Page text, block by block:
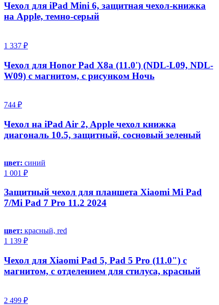
Чехол для iPad Mini 6, защитная чехол-книжка
на Apple, темно-серый
1 337 ₽
Чехол для Honor Pad X8a (11.0') (NDL-L09, NDL-
W09) с магнитом, с рисунком Ночь
744 ₽
Чехол на iPad Air 2, Apple чехол книжка
диагональ 10.5, защитный, сосновый зеленый
цвет: синий
1 001 ₽
Защитный чехол для планшета Xiaomi Mi Pad
7/Mi Pad 7 Pro 11.2 2024
цвет: красный, red
1 139 ₽
Чехол для Xiaomi Pad 5, Pad 5 Pro (11.0") с
магнитом, с отделением для стилуса, красный
2 499 ₽